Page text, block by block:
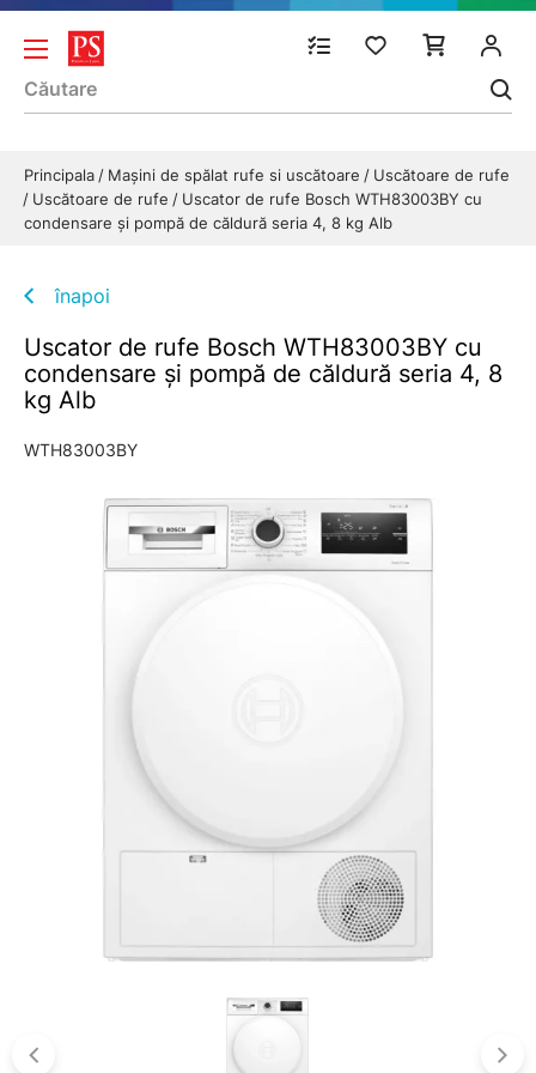
Principala Mașini de spălat rufe si uscătoare
Uscătoare de rufe
Uscătoare de rufe
Uscator de rufe Bosch WTH83003BY cu
condensare și pompă de căldură seria 4, 8 kg Alb
înapoi
Uscator de rufe Bosch WTH83003BY cu
condensare și pompă de căldură seria 4, 8
kg Alb
WTH83003BY